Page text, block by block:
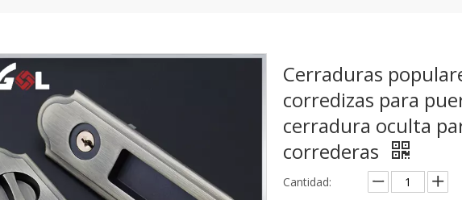
Cerraduras
corredizas para
cerradura oculta
correderas
Cantidad: